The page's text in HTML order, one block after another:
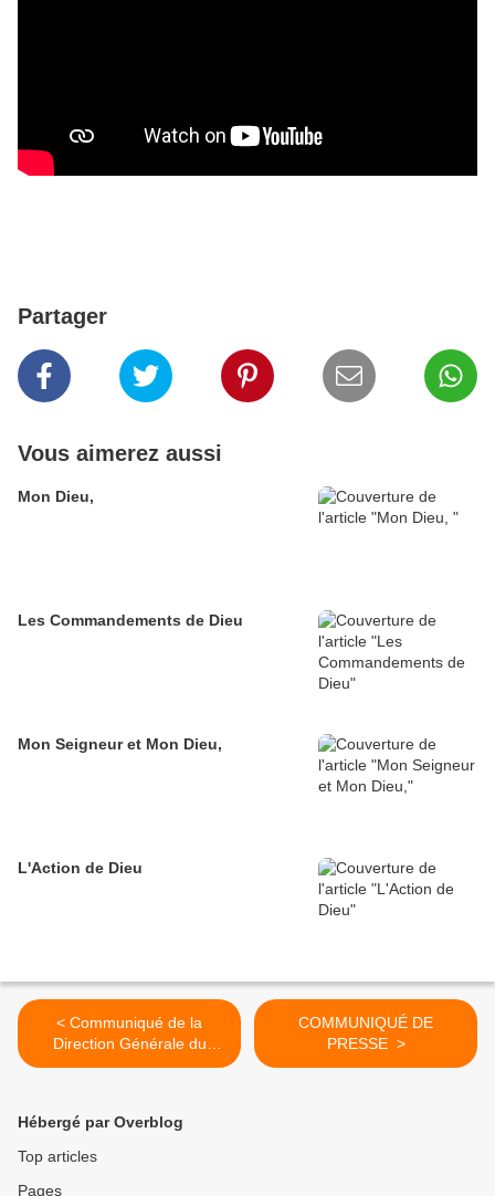
Partager
Vous aimerez aussi
Mon Dieu,
Les Commandements de Dieu
Mon Seigneur et Mon Dieu,
L'Action de Dieu
< Communiqué de la
Direction Générale du
Service Financier
COMMUNIQUÉ DE
PRESSE >
Hébergé par Overblog
Top articles
Pages